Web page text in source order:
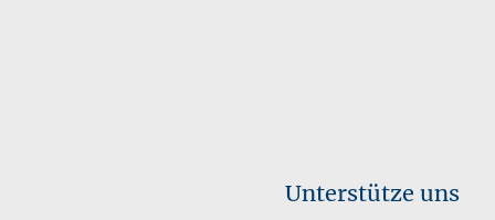
Unterstütze uns